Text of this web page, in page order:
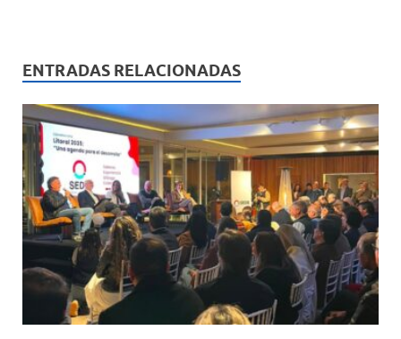
s
A
p
p
b
o
o
k
p
ar
ti
r
ENTRADAS RELACIONADAS